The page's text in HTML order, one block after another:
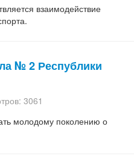
взаимодействие
№ 2 Республики
3061
молодому поколению о